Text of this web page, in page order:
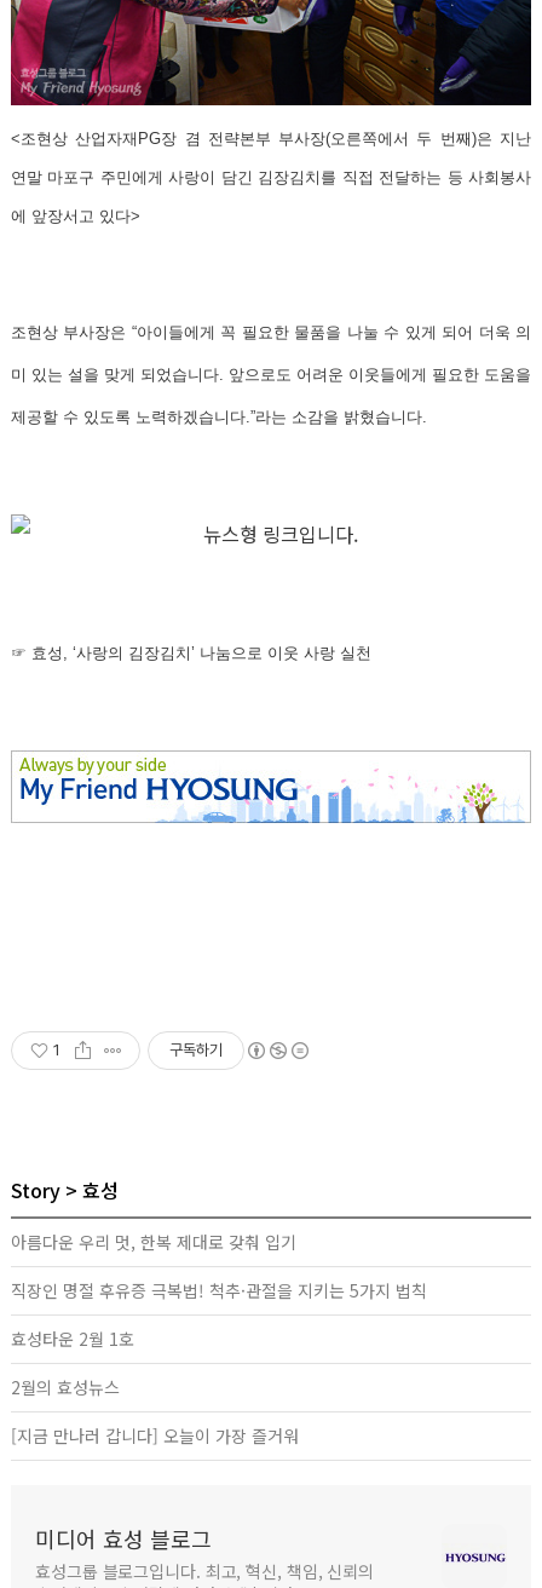
<조현상 산업자재PG장 겸 전략본부 부사장(오른쪽에서 두 번째)은 지난
연말 마포구 주민에게 사랑이 담긴 김장김치를 직접 전달하는 등 사회봉사
에 앞장서고 있다>
조현상 부사장은 “아이들에게 꼭 필요한 물품을 나눌 수 있게 되어 더욱 의
미 있는 설을 맞게 되었습니다. 앞으로도 어려운 이웃들에게 필요한 도움을
제공할 수 있도록 노력하겠습니다.”라는 소감을 밝혔습니다.
☞ 효성, ‘사랑의 김장김치’ 나눔으로 이웃 사랑 실천
1 구독하기
Story 효성
아름다운 우리 멋, 한복 제대로 갖춰 입기
직장인 명절 후유증 극복법! 척추·관절을 지키는 5가지 법칙
효성타운 2월 1호
2월의 효성뉴스
[지금 만나러 갑니다] 오늘이 가장 즐거워
미디어 효성 블로그
효성그룹 블로그입니다. 최고, 혁신, 책임, 신뢰의